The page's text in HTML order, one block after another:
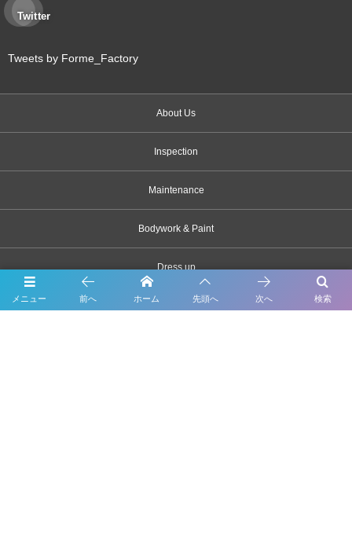
Twitter
Tweets by Forme_Factory
About Us
Inspection
Maintenance
Bodywork & Paint
Dress up
Body coating
メニュー 検索
前へ ホーム 先頭へ 次へ